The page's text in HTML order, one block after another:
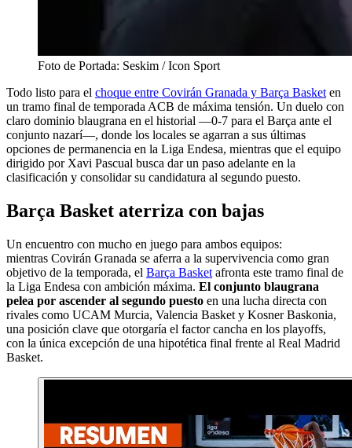
Foto de Portada: Seskim / Icon Sport
Todo listo para el choque entre Covirán Granada y Barça Basket en
un tramo final de temporada ACB de máxima tensión. Un duelo con
claro dominio blaugrana en el historial —0-7 para el Barça ante el
conjunto nazarí—, donde los locales se agarran a sus últimas
opciones de permanencia en la Liga Endesa, mientras que el equipo
dirigido por Xavi Pascual busca dar un paso adelante en la
clasificación y consolidar su candidatura al segundo puesto.
Barça Basket aterriza con bajas
Un encuentro con mucho en juego para ambos equipos:
mientras Covirán Granada se aferra a la supervivencia como gran
objetivo de la temporada, el Barça Basket afronta este tramo final de
la Liga Endesa con ambición máxima. El conjunto blaugrana
pelea por ascender al segundo puesto en una lucha directa con
rivales como UCAM Murcia, Valencia Basket y Kosner Baskonia,
una posición clave que otorgaría el factor cancha en los playoffs,
con la única excepción de una hipotética final frente al Real Madrid
Basket.